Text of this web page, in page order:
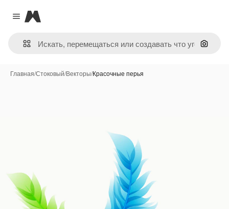
Close menu
Magnific
Поиск
Главная/Стоковый/Векторы/Красочные перья